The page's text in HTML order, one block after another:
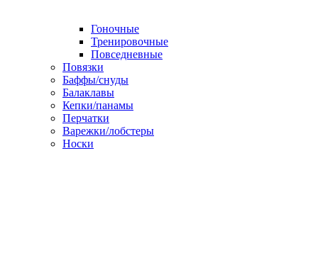
Гоночные
Тренировочные
Повседневные
Повязки
Баффы/снуды
Балаклавы
Кепки/панамы
Перчатки
Варежки/лобстеры
Носки